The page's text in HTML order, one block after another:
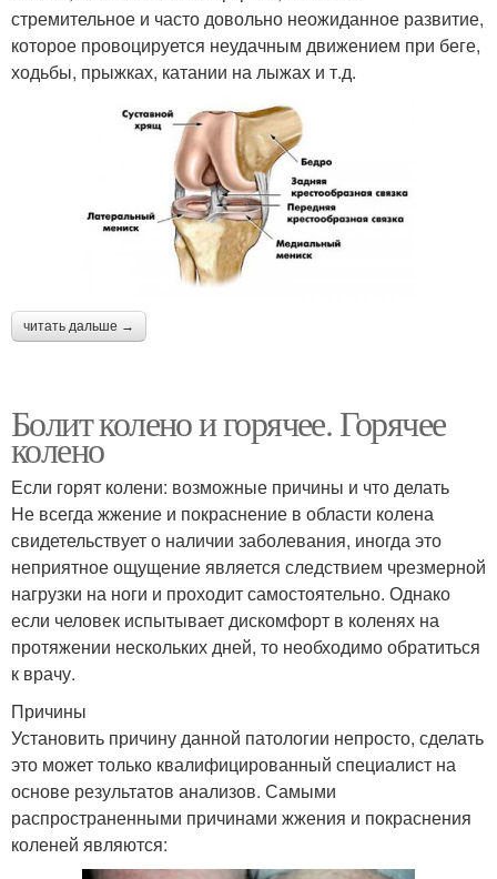
стремительное и часто довольно неожиданное развитие,
которое провоцируется неудачным движением при беге,
ходьбы, прыжках, катании на лыжах и т.д.
читать дальше →
Болит колено и горячее. Горячее
колено
Если горят колени: возможные причины и что делать
Не всегда жжение и покраснение в области колена
свидетельствует о наличии заболевания, иногда это
неприятное ощущение является следствием чрезмерной
нагрузки на ноги и проходит самостоятельно. Однако
если человек испытывает дискомфорт в коленях на
протяжении нескольких дней, то необходимо обратиться
к врачу.
Причины
Установить причину данной патологии непросто, сделать
это может только квалифицированный специалист на
основе результатов анализов. Самыми
распространенными причинами жжения и покраснения
коленей являются: